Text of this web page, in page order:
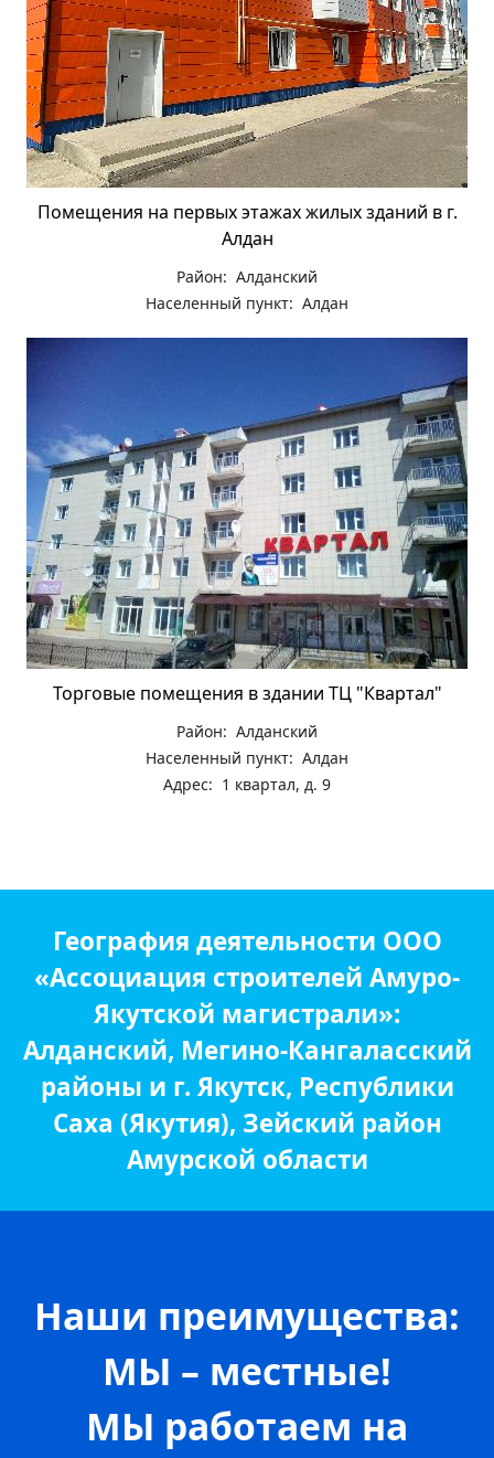
Помещения на первых этажах жилых зданий в г.
Алдан
Район: Алданский
Населенный пункт: Алдан
Торговые помещения в здании ТЦ "Квартал"
Район: Алданский
Населенный пункт: Алдан
Адрес: 1 квартал, д. 9
География деятельности ООО
«Ассоциация строителей Амуро-
Якутской магистрали»:
Алданский, Мегино-Кангаласский
районы и г. Якутск, Республики
Саха (Якутия), Зейский район
Амурской области
Наши преимущества:
МЫ – местные!
МЫ работаем на